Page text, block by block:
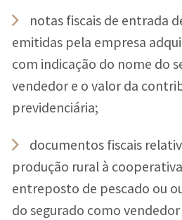
notas fiscais de entrada
emitidas pela empresa
com indicação do nome do
vendedor e o valor da
previdenciária;
documentos fiscais
produção rural à
entreposto de pescado ou
do segurado como